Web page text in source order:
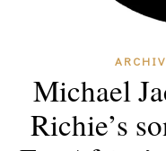
Michael
Richie’s